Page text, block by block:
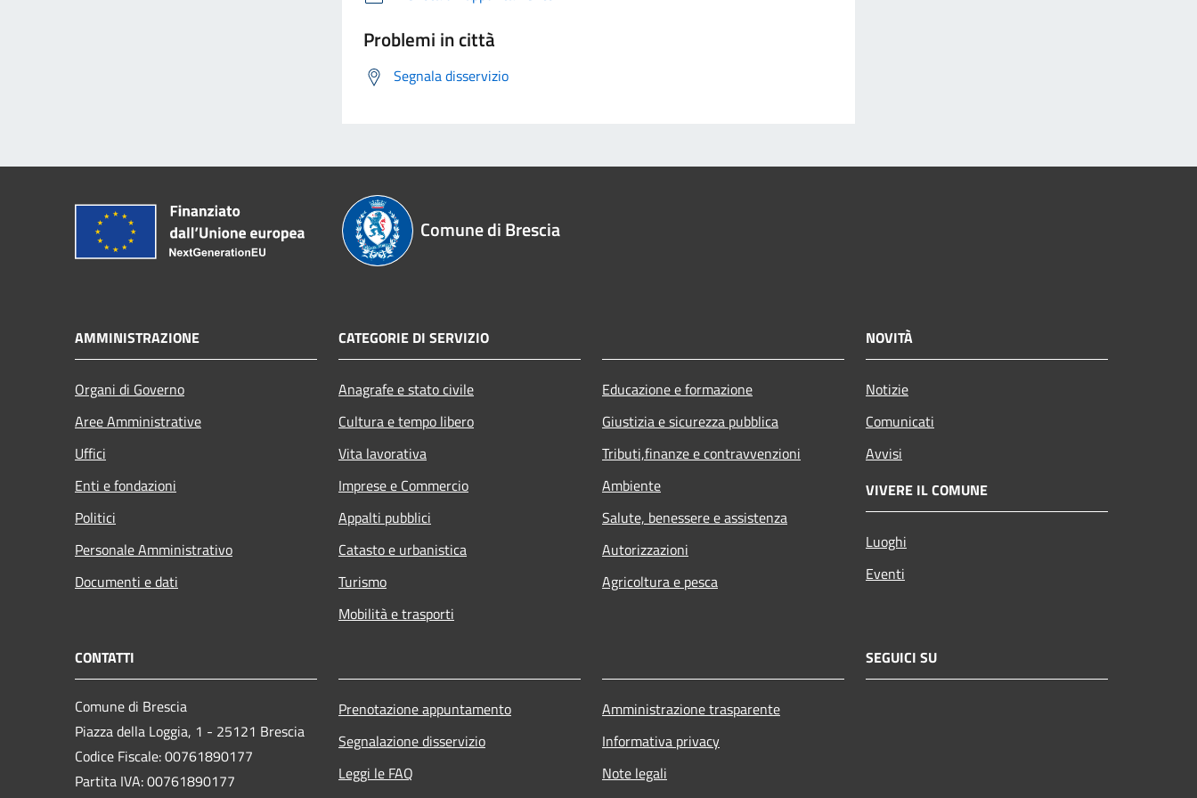
Problemi in città
Segnala disservizio
Comune di Brescia
AMMINISTRAZIONE
Organi di Governo
Aree Amministrative
Uffici
Enti e fondazioni
Politici
Personale Amministrativo
Documenti e dati
CATEGORIE DI SERVIZIO
Anagrafe e stato civile
Cultura e tempo libero
Vita lavorativa
Imprese e Commercio
Appalti pubblici
Catasto e urbanistica
Turismo
Mobilità e trasporti
Educazione e formazione
Giustizia e sicurezza pubblica
Tributi,finanze e contravvenzioni
Ambiente
Salute, benessere e assistenza
Autorizzazioni
Agricoltura e pesca
NOVITÀ
Notizie
Comunicati
Avvisi
VIVERE IL COMUNE
Luoghi
Eventi
CONTATTI
Comune di Brescia
Piazza della Loggia, 1 - 25121 Brescia
Codice Fiscale: 00761890177
Partita IVA: 00761890177
Prenotazione appuntamento
Segnalazione disservizio
Leggi le FAQ
Amministrazione trasparente
Informativa privacy
Note legali
SEGUICI SU